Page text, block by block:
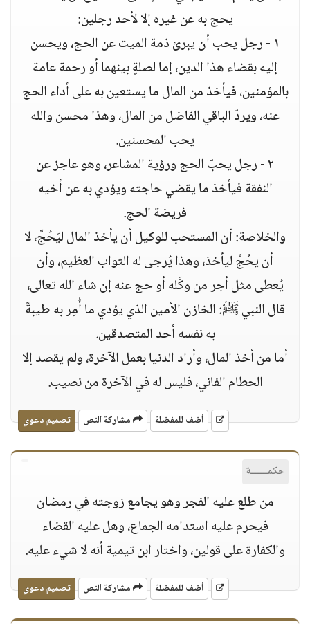
يحج به عن غيره إلا لأحد رجلين:
١ - رجل يحب أن يبرئ ذمة الميت عن الحج، ويحسن
إليه بقضاء هذا الدين، إما لصلةٍ بينهما أو رحمة عامة
بالمؤمنين، فيأخذ من المال ما يستعين به على أداء الحج
عنه، ويردّ الباقي الفاضل من المال، وهذا محسن والله
يحب المحسنين.
٢ - رجل يحبّ الحج ورؤية المشاعر، وهو عاجز عن
النفقة فيأخذ ما يقضي حاجته ويؤدي به عن أخيه
فريضة الحج.
والخلاصة: أن المستحب للوكيل أن يأخذ المال ليَحُجَّ، لا
أن يحُجَّ ليأخذ، وهذا يُرجى له الثواب العظيم، وأن
يُعطى مثل أجر من وكَّله أو حج عنه إن شاء الله تعالى،
قال النبي ﷺ: الخازن الأمين الذي يؤدي ما أُمِر به طيبةً
به نفسه أحد المتصدقين.
أما من أخذ المال، وأراد الدنيا بعمل الآخرة، ولم يقصد إلا
الحطام الفاني، فليس له في الآخرة من نصيب.
أضف للمفضلة مشاركة النص تصميم دعوي
حكمــــــة
من طلع عليه الفجر وهو يجامع زوجته في رمضان
فيحرم عليه استدامه الجماع، وهل عليه القضاء
والكفارة على قولين، واختار ابن تيمية أنه لا شيء عليه.
أضف للمفضلة مشاركة النص تصميم دعوي